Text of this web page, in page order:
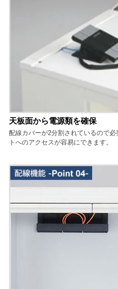
天板面から電源類を確保
配線カバーが2分割されているので
トへのアクセスが容易にできます。